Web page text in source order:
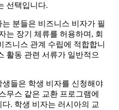
선택입니다.
분들은 비즈니스 비자가 필
는 장기 체류를 허용하며, 회
즈니스 관계 수립에 적합합니
활동 관련 서류가 일반적으
들은 학생 비자를 신청해야
무스 같은 교환 프로그램에
. 학생 비자는 러시아의 교